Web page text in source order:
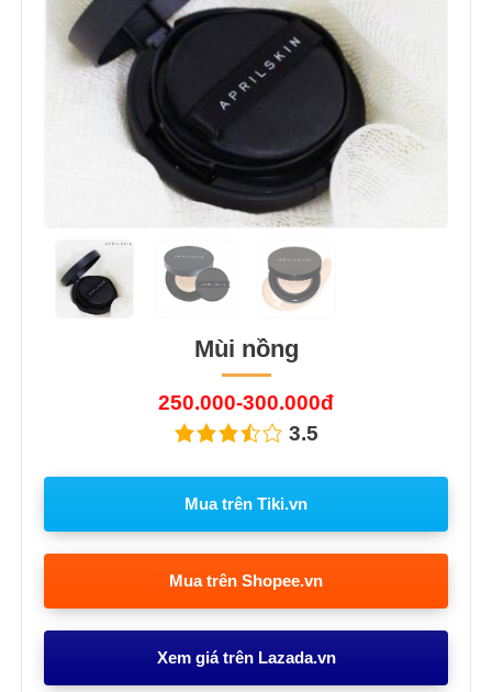
Mùi nồng
250.000-300.000đ
3.5
Mua trên Tiki.vn
Mua trên Shopee.vn
Xem giá trên Lazada.vn